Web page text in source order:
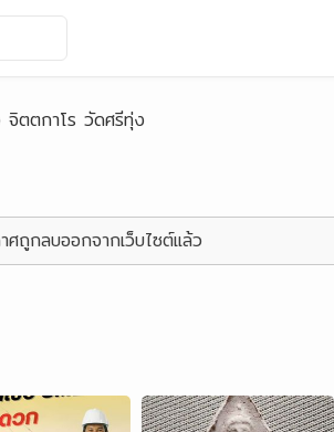
จิตตกาโร วัดศรีทุ่ง
ศถูกลบออกจากเว็บไซต์แล้ว